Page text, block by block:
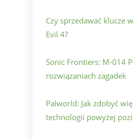
Czy sprzedawać klucze
Evil 4?
Sonic Frontiers: M-014
rozwiązaniach zagadek
Palworld: Jak zdobyć
technologii powyżej